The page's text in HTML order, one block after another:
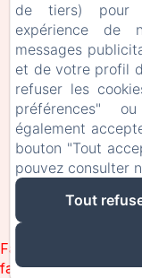
Failed to load
failed. (missing:
de tiers) pour
expérience de
messages
et de votre profil
refuser les
préférences"
également
bouton "Tout
pouvez consulter
Tout